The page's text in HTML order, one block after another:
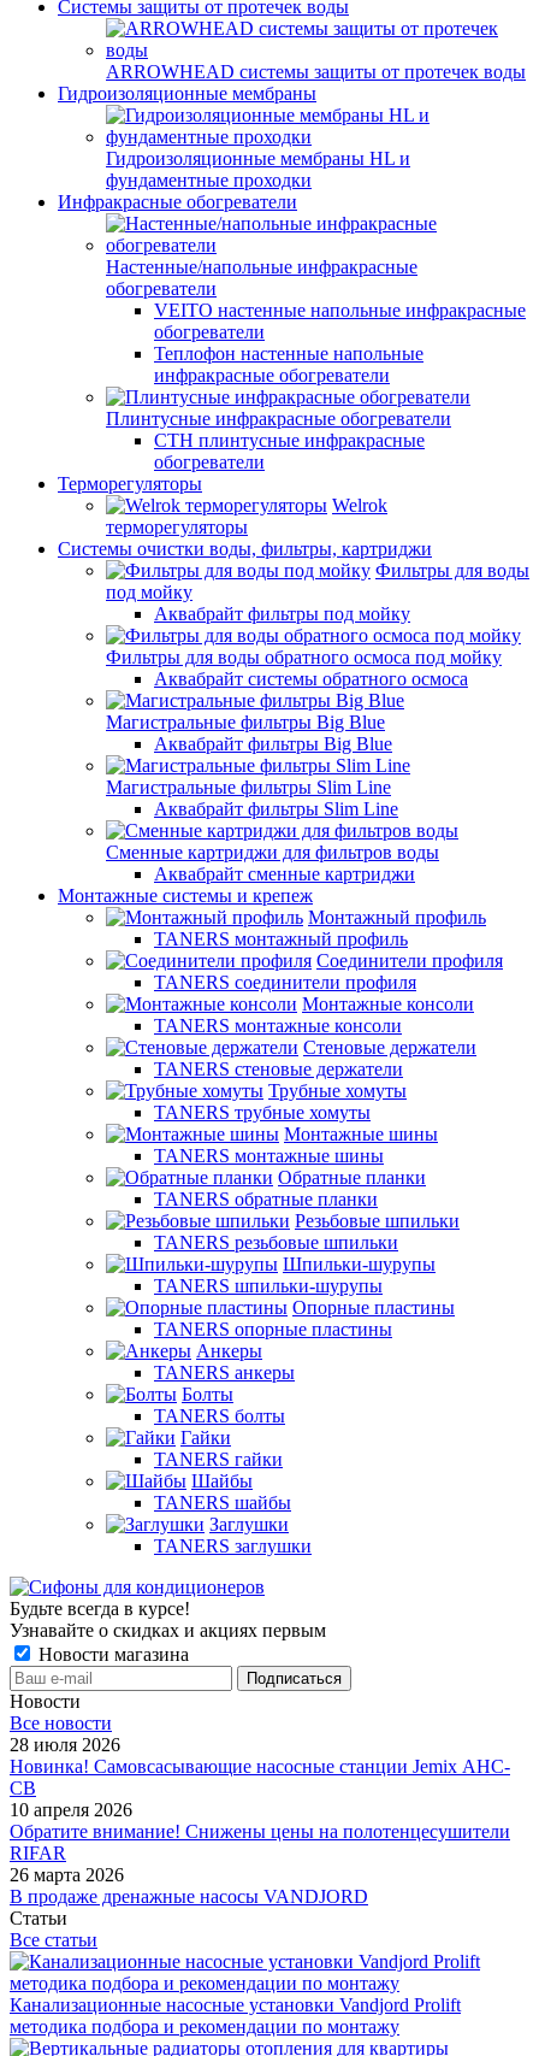
Системы защиты от протечек воды
ARROWHEAD системы защиты от протечек воды
Гидроизоляционные мембраны
Гидроизоляционные мембраны HL и
фундаментные проходки
Инфракрасные обогреватели
Настенные/напольные инфракрасные
обогреватели
VEITO настенные напольные инфракрасные
обогреватели
Теплофон настенные напольные
инфракрасные обогреватели
Плинтусные инфракрасные обогреватели
СТН плинтусные инфракрасные
обогреватели
Терморегуляторы
Welrok
терморегуляторы
Системы очистки воды, фильтры, картриджи
Фильтры для воды
под мойку
Аквабрайт фильтры под мойку
Фильтры для воды обратного осмоса под мойку
Аквабрайт системы обратного осмоса
Магистральные фильтры Big Blue
Аквабрайт фильтры Big Blue
Магистральные фильтры Slim Line
Аквабрайт фильтры Slim Line
Сменные картриджи для фильтров воды
Аквабрайт сменные картриджи
Монтажные системы и крепеж
Монтажный профиль
TANERS монтажный профиль
Соединители профиля
TANERS соединители профиля
Монтажные консоли
TANERS монтажные консоли
Стеновые держатели
TANERS стеновые держатели
Трубные хомуты
TANERS трубные хомуты
Монтажные шины
TANERS монтажные шины
Обратные планки
TANERS обратные планки
Резьбовые шпильки
TANERS резьбовые шпильки
Шпильки-шурупы
TANERS шпильки-шурупы
Опорные пластины
TANERS опорные пластины
Анкеры
TANERS анкеры
Болты
TANERS болты
Гайки
TANERS гайки
Шайбы
TANERS шайбы
Заглушки
TANERS заглушки
Будьте всегда в курсе!
Узнавайте о скидках и акциях первым
Новости магазина
Новости
Все новости
28 июля 2026
Новинка! Самовсасывающие насосные станции Jemix АНС-
СВ
10 апреля 2026
Обратите внимание! Снижены цены на полотенцесушители
RIFAR
26 марта 2026
В продаже дренажные насосы VANDJORD
Статьи
Все статьи
Канализационные насосные установки Vandjord Prolift
методика подбора и рекомендации по монтажу